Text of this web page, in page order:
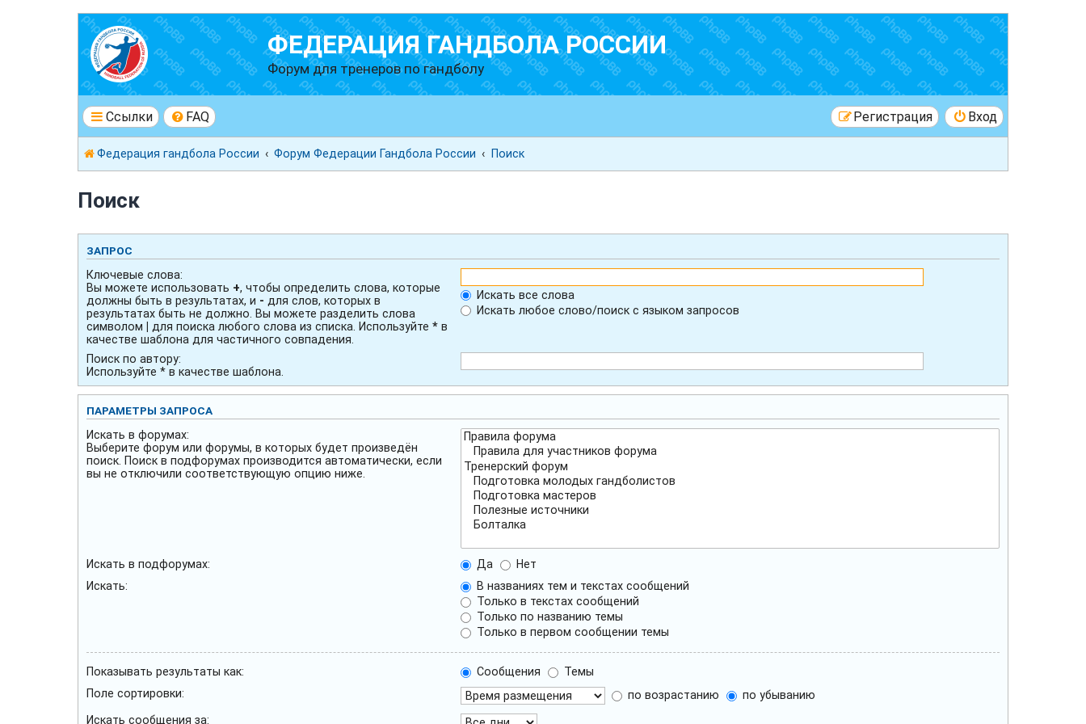
ФЕДЕРАЦИЯ ГАНДБОЛА РОССИИ
Форум для тренеров по гандболу
Ссылки FAQ Вход
Регистрация
Федерация гандбола России Форум Федерации Гандбола России Поиск
Поиск
ЗАПРОС
Ключевые слова:
Вы можете использовать +, чтобы определить слова, которые
должны быть в результатах, и - для слов, которых в
результатах быть не должно. Вы можете разделить слова
символом | для поиска любого слова из списка. Используйте * в
качестве шаблона для частичного совпадения.
Искать все слова
Искать любое слово/поиск с языком запросов
Поиск по автору:
Используйте * в качестве шаблона.
ПАРАМЕТРЫ ЗАПРОСА
Искать в форумах:
Выберите форум или форумы, в которых будет произведён
поиск. Поиск в подфорумах производится автоматически, если
вы не отключили соответствующую опцию ниже.
Искать в подфорумах: Да
Нет
Искать:
В названиях тем и текстах сообщений
Только в текстах сообщений
Только по названию темы
Только в первом сообщении темы
Показывать результаты как: Сообщения
Темы
Поле сортировки:
по возрастанию
по убыванию
Искать сообщения за: